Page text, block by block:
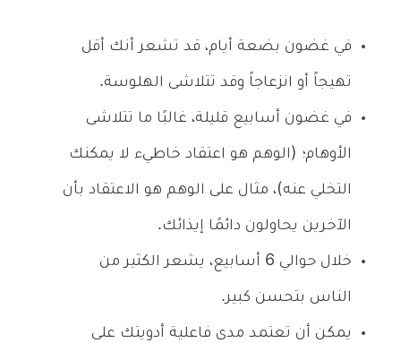
في غضون بضعة أيام، قد تشعر أنك أقل
تهيجاً أو انزعاجاً وقد تتلاشى الهلوسة.
في غضون أسابيع قليلة، غالبًا ما تتلاشى
الأوهام؛ (الوهم هو اعتقاد خاطيء لا يمكنك
التخلي عنه)، مثال على الوهم هو الاعتقاد بأن
الآخرين يحاولون دائمًا إيذائك.
خلال حوالي 6 أسابيع، يشعر الكثير من
الناس بتحسن كبير.
يمكن أن تعتمد مدى فاعلية أدويتك على